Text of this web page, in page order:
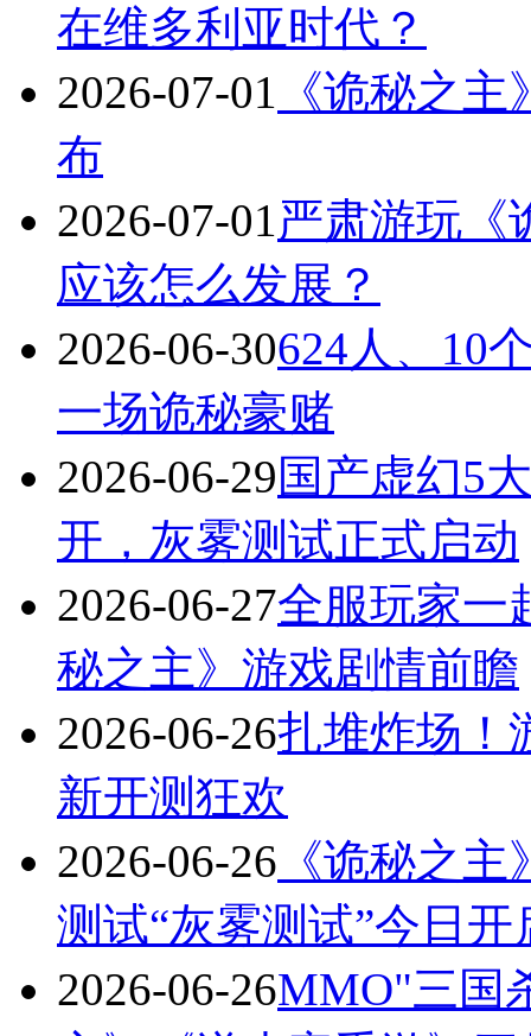
在维多利亚时代？
2026-07-01 《诡秘之
布
2026-07-01严肃游玩《
应该怎么发展？
2026-06-30624人、10
一场诡秘豪赌
2026-06-29国产虚幻5
开，灰雾测试正式启动
2026-06-27全服玩家一
秘之主》游戏剧情前瞻
2026-06-26扎堆炸场！
新开测狂欢
2026-06-26 《诡秘之
测试“灰雾测试”今日开
2026-06-26MMO"三国